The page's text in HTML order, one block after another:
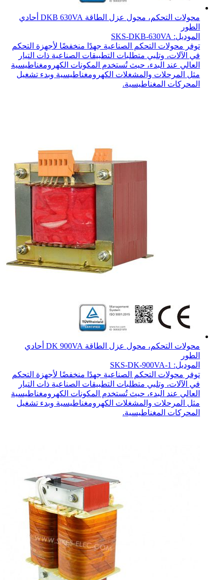
محولات التحكم، محول عزل الطاقة DKB 630VA أحادي
الطور
الموديل: SKS-DKB-630VA
توفر محولات التحكم الصناعية جهدًا منخفضًا لأجهزة التحكم
في الآلات، وتلبي متطلبات التطبيقات الصناعية ذات التيار
العالي عند البدء، حيث تُستخدم المكونات الكهرومغناطيسية
مثل المرحلات والمشغلات الكهرومغناطيسية وبدء تشغيل
المحركات المغناطيسية.
محولات التحكم، محول عزل الطاقة DK 900VA أحادي
الطور
الموديل: SKS-DK-900VA-1
توفر محولات التحكم الصناعية جهدًا منخفضًا لأجهزة التحكم
في الآلات، وتلبي متطلبات التطبيقات الصناعية ذات التيار
العالي عند البدء، حيث تُستخدم المكونات الكهرومغناطيسية
مثل المرحلات والمشغلات الكهرومغناطيسية وبدء تشغيل
المحركات المغناطيسية.